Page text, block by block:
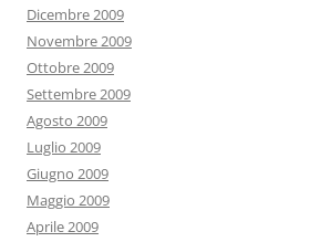
Dicembre 2009
Novembre 2009
Ottobre 2009
Settembre 2009
Agosto 2009
Luglio 2009
Giugno 2009
Maggio 2009
Aprile 2009